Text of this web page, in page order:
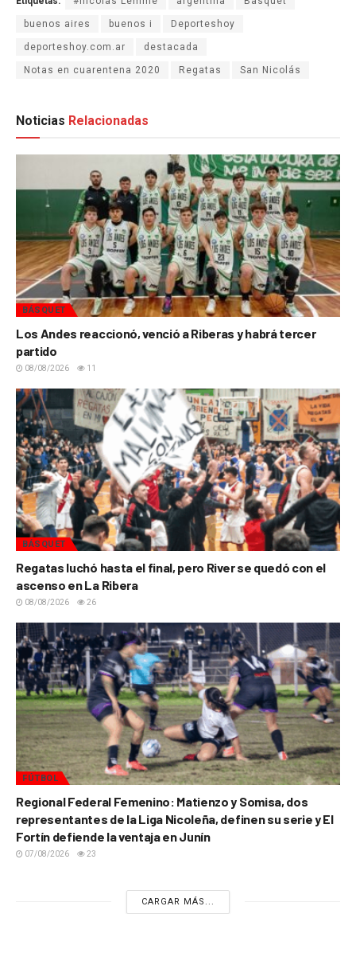
buenos aires buenos i Deporteshoy
deporteshoy.com.ar destacada
Notas en cuarentena 2020 Regatas San Nicolás
Noticias Relacionadas
BÁSQUET
Los Andes reaccionó, venció a Riberas y habrá tercer
partido
08/08/2026 11
BÁSQUET
Regatas luchó hasta el final, pero River se quedó con el
ascenso en La Ribera
08/08/2026 26
FÚTBOL
Regional Federal Femenino: Matienzo y Somisa, dos
representantes de la Liga Nicoleña, definen su serie y El
Fortín defiende la ventaja en Junín
07/08/2026 23
CARGAR MÁS...